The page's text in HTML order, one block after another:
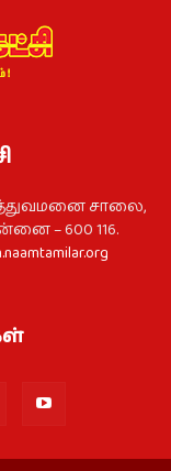
சாலை,
– 600 116.